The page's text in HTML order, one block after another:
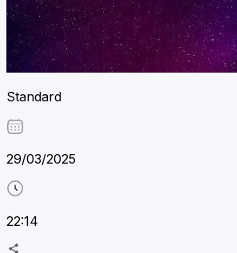
Standard
29/03/2025
22:14